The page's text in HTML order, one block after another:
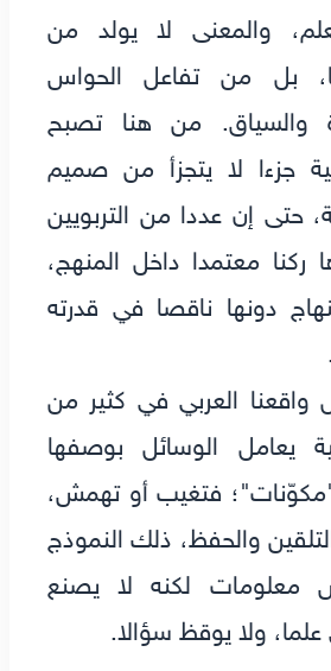
والمعنى لا يولد من
بل من تفاعل الحواس
والسياق. من هنا تصبح
جزءا لا يتجزأ من صميم
حتى إن عددا من التربويين
ركنا معتمدا داخل المنهج،
دونها ناقصا في قدرته
العربي في كثير من
يعامل الوسائل بوصفها
فتغيب أو تهمش،
والحفظ، ذلك النموذج
معلومات لكنه لا يصنع
ولا يوقظ سؤالا.